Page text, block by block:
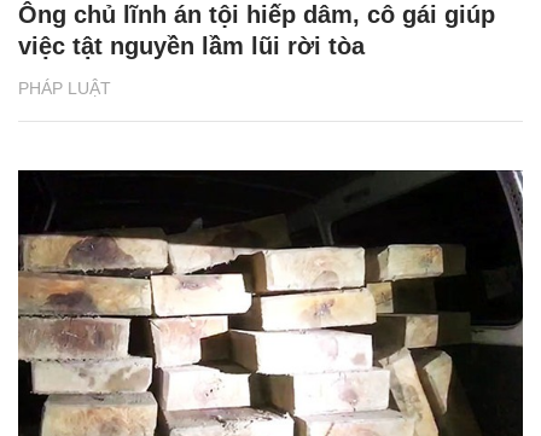
PHÁP LUẬT
Ông chủ lĩnh án tội hiếp dâm, cô gái giúp
việc tật nguyền lầm lũi rời tòa